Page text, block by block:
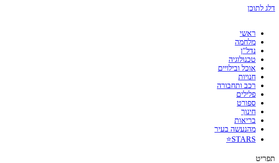
דלג לתוכן
ראשי
מלחמה
נדל"ן
טכנולוגיה
אוכל ובילויים
חנויות
רכב ותחבורה
פלילים
ספורט
חינוך
בריאות
מהנעשה בעיר
STARS⭐
תפריט